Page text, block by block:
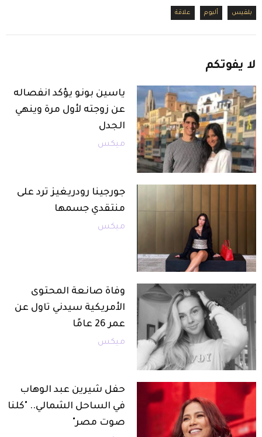
بلقيس ألبوم علاقة
لا يفوتكم
ياسين بونو يؤكد انفصاله
عن زوجته لأول مرة وينهي
الجدل
ميكس
جورجينا رودريغيز ترد على
منتقدي جسمها
ميكس
وفاة صانعة المحتوى
الأمريكية سيدني تاول عن
عمر 26 عامًا
ميكس
حفل شيرين عبد الوهاب
في الساحل الشمالي.. "كلنا
صوت مصر"